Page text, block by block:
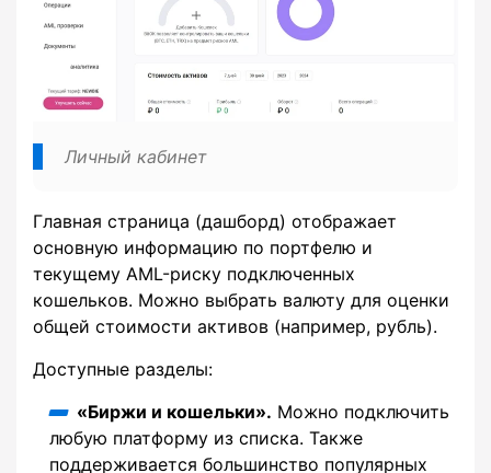
Личный кабинет
Главная страница (дашборд) отображает
основную информацию по портфелю и
текущему AML-риску подключенных
кошельков. Можно выбрать валюту для оценки
общей стоимости активов (например, рубль).
Доступные разделы:
«Биржи и кошельки». Можно подключить
любую платформу из списка. Также
поддерживается большинство популярных